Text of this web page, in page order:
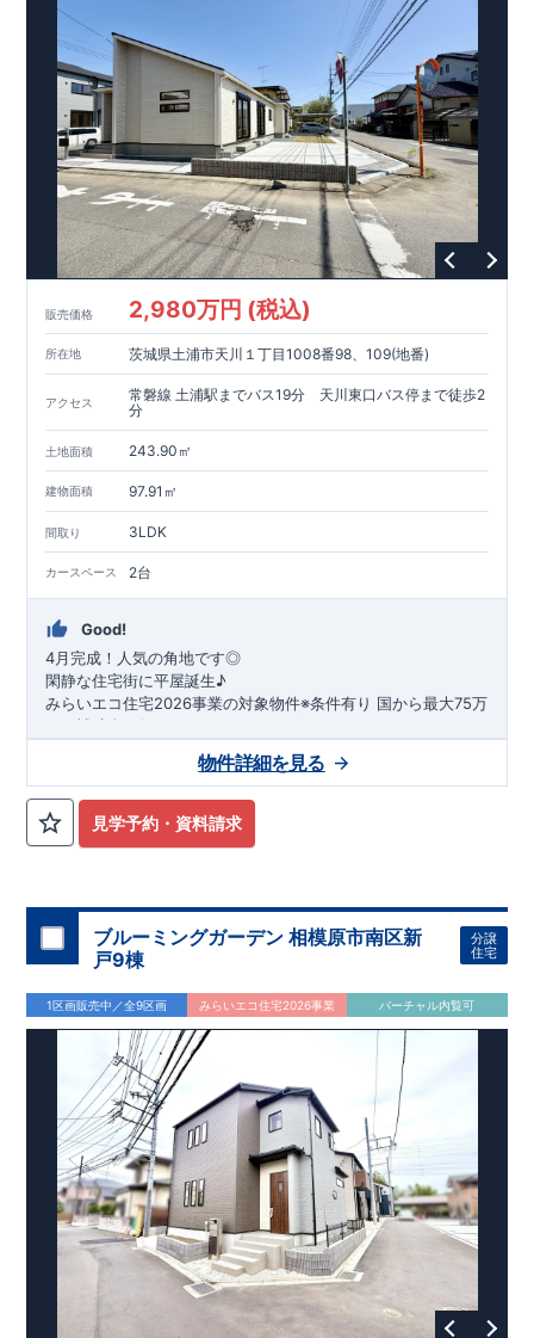
販売価格 2,980万円 (税込)
所在地 茨城県土浦市天川１丁目1008番98、109(地番)
アクセス
常磐線 土浦駅までバス19分 天川東口バス停まで徒歩2
分
土地面積 243.90㎡
建物面積 97.91㎡
間取り 3LDK
カースペース 2台
Good!
4月完成！人気の角地です◎
閑静な住宅街に平屋誕生♪
​みらいエコ住宅2026事業の対象物件※条件有り 国から最大75万
円の補助金が得られます！
​※補助金額より事務手数料として99000 円（税込）及び振込手
数料が差し引かれます。
​・玄関から直接洗面所・浴室
きる動線の為、
外から帰ってきたお子様も
​・ キッチンには 食器洗い機完備
​段差のないシームアンダーボウル仕様でお手入れ簡単◎
​・主寝室にはアクセントクロス使用♪
​↓↓クリックで詳細ご紹介
◆充実のアフターサポート◆
​東栄住宅では、お引き渡し後最大4回の無料点検と、最長60年
間の品質保証を実施。
​お引き渡しからが本当のお付き合いだと考え、アフターサービ
スを外部の業者に委託せず、
​東栄住宅グループ「東栄ホームサービス株式会社」にて責任を
もって対応いたします。
​​↓↓クリックで詳細ご紹介
◆長期優良住宅【済】◆
​当物件は国から定められた7つの技術基準をクリアした認定住
宅！
​住宅ローンの金利優遇、税金面の優遇が得られるなどの、金銭
的メリットが大きいのも魅力です。
​東栄住宅はパワービルダーで所得数No.1です！
見学予約・資料請求
物件詳細を見る
ブルーミングガーデン 相模原市南区新
戸9棟
分譲
住宅
1区画販売中／全9区画 みらいエコ住宅2026事業 バーチャル内覧可